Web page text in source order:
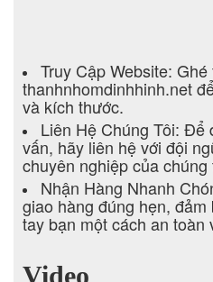
Truy Cập Website: Ghé
thanhnhomdinhhinh.net
và kích thước.
Liên Hệ Chúng Tôi: Để
vấn, hãy liên hệ với đội
chuyên nghiệp của chúng
Nhận Hàng Nhanh
giao hàng đúng hẹn,
tay bạn một cách an toàn
Video